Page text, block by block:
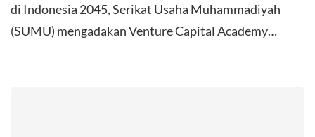
di Indonesia 2045, Serikat Usaha Muhammadiyah
(SUMU) mengadakan Venture Capital Academy…